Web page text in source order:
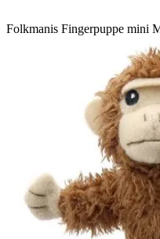
Folkmanis Fingerpuppe mini